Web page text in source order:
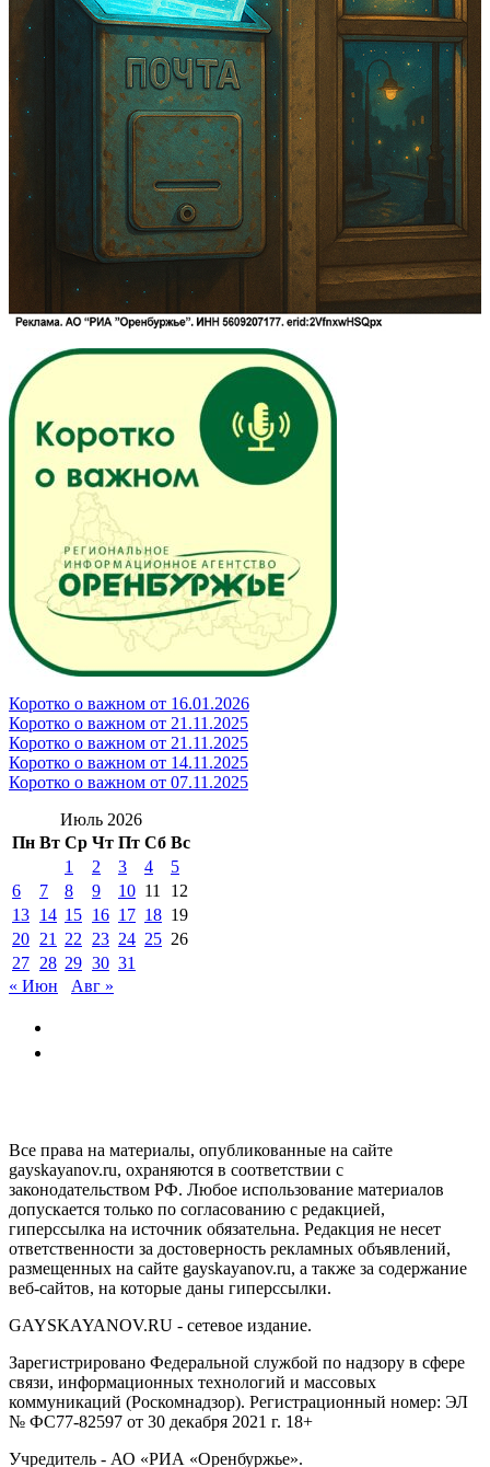
Коротко о важном от 16.01.2026
Коротко о важном от 21.11.2025
Коротко о важном от 21.11.2025
Коротко о важном от 14.11.2025
Коротко о важном от 07.11.2025
Июль 2026
Пн Вт Ср Чт Пт Сб Вс
1
2 3 4
5
6
7 8 9 10 11
12
13 14 15 16 17 18 19
20 21 22 23 24 25 26
27 28 29 30 31
« Июн
Авг »
Все права на материалы, опубликованные на сайте
gayskayanov.ru, охраняются в соответствии с
законодательством РФ. Любое использование материалов
допускается только по согласованию с редакцией,
гиперссылка на источник обязательна. Редакция не несет
ответственности за достоверность рекламных объявлений,
размещенных на сайте gayskayanov.ru, а также за содержание
веб-сайтов, на которые даны гиперссылки.
GAYSKAYANOV.RU - сетевое издание.
Зарегистрировано Федеральной службой по надзору в сфере
связи, информационных технологий и массовых
коммуникаций (Роскомнадзор). Регистрационный номер: ЭЛ
№ ФС77-82597 от 30 декабря 2021 г. 18+
Учредитель - АО «РИА «Оренбуржье».